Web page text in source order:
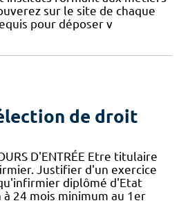
sur le site de chaque
pour déposer v
de droit
D'ENTRÉE Etre titulaire
Justifier d'un exercice
diplômé d'Etat
24 mois minimum au 1er